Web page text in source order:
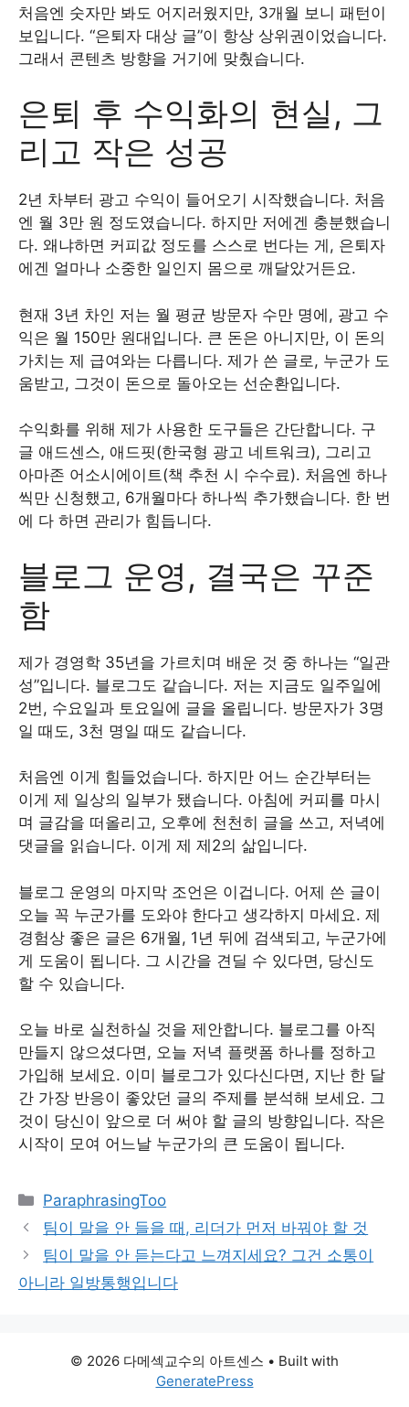
처음엔 숫자만 봐도 어지러웠지만, 3개월 보니 패턴이
보입니다. “은퇴자 대상 글”이 항상 상위권이었습니다.
그래서 콘텐츠 방향을 거기에 맞췄습니다.
은퇴 후 수익화의 현실, 그
리고 작은 성공
2년 차부터 광고 수익이 들어오기 시작했습니다. 처음
엔 월 3만 원 정도였습니다. 하지만 저에겐 충분했습니
다. 왜냐하면 커피값 정도를 스스로 번다는 게, 은퇴자
에겐 얼마나 소중한 일인지 몸으로 깨달았거든요.
현재 3년 차인 저는 월 평균 방문자 수만 명에, 광고 수
익은 월 150만 원대입니다. 큰 돈은 아니지만, 이 돈의
가치는 제 급여와는 다릅니다. 제가 쓴 글로, 누군가 도
움받고, 그것이 돈으로 돌아오는 선순환입니다.
수익화를 위해 제가 사용한 도구들은 간단합니다. 구
글 애드센스, 애드핏(한국형 광고 네트워크), 그리고
아마존 어소시에이트(책 추천 시 수수료). 처음엔 하나
씩만 신청했고, 6개월마다 하나씩 추가했습니다. 한 번
에 다 하면 관리가 힘듭니다.
블로그 운영, 결국은 꾸준
함
제가 경영학 35년을 가르치며 배운 것 중 하나는 “일관
성”입니다. 블로그도 같습니다. 저는 지금도 일주일에
2번, 수요일과 토요일에 글을 올립니다. 방문자가 3명
일 때도, 3천 명일 때도 같습니다.
처음엔 이게 힘들었습니다. 하지만 어느 순간부터는
이게 제 일상의 일부가 됐습니다. 아침에 커피를 마시
며 글감을 떠올리고, 오후에 천천히 글을 쓰고, 저녁에
댓글을 읽습니다. 이게 제 제2의 삶입니다.
블로그 운영의 마지막 조언은 이겁니다. 어제 쓴 글이
오늘 꼭 누군가를 도와야 한다고 생각하지 마세요. 제
경험상 좋은 글은 6개월, 1년 뒤에 검색되고, 누군가에
게 도움이 됩니다. 그 시간을 견딜 수 있다면, 당신도
할 수 있습니다.
오늘 바로 실천하실 것을 제안합니다. 블로그를 아직
만들지 않으셨다면, 오늘 저녁 플랫폼 하나를 정하고
가입해 보세요. 이미 블로그가 있다신다면, 지난 한 달
간 가장 반응이 좋았던 글의 주제를 분석해 보세요. 그
것이 당신이 앞으로 더 써야 할 글의 방향입니다. 작은
시작이 모여 어느날 누군가의 큰 도움이 됩니다.
Categories
ParaphrasingToo
팀이 말을 안 들을 때, 리더가 먼저 바꿔야 할 것
팀이 말을 안 듣는다고 느껴지세요? 그건 소통이
아니라 일방통행입니다
© 2026 다메섹교수의 아트센스 • Built with
GeneratePress